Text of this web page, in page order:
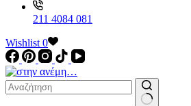
211 4084 081
Wishlist 0